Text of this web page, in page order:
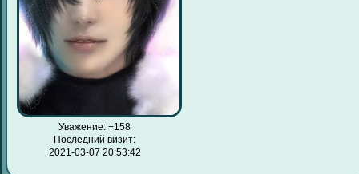
Уважение: +158
Последний визит:
2021-03-07 20:53:42